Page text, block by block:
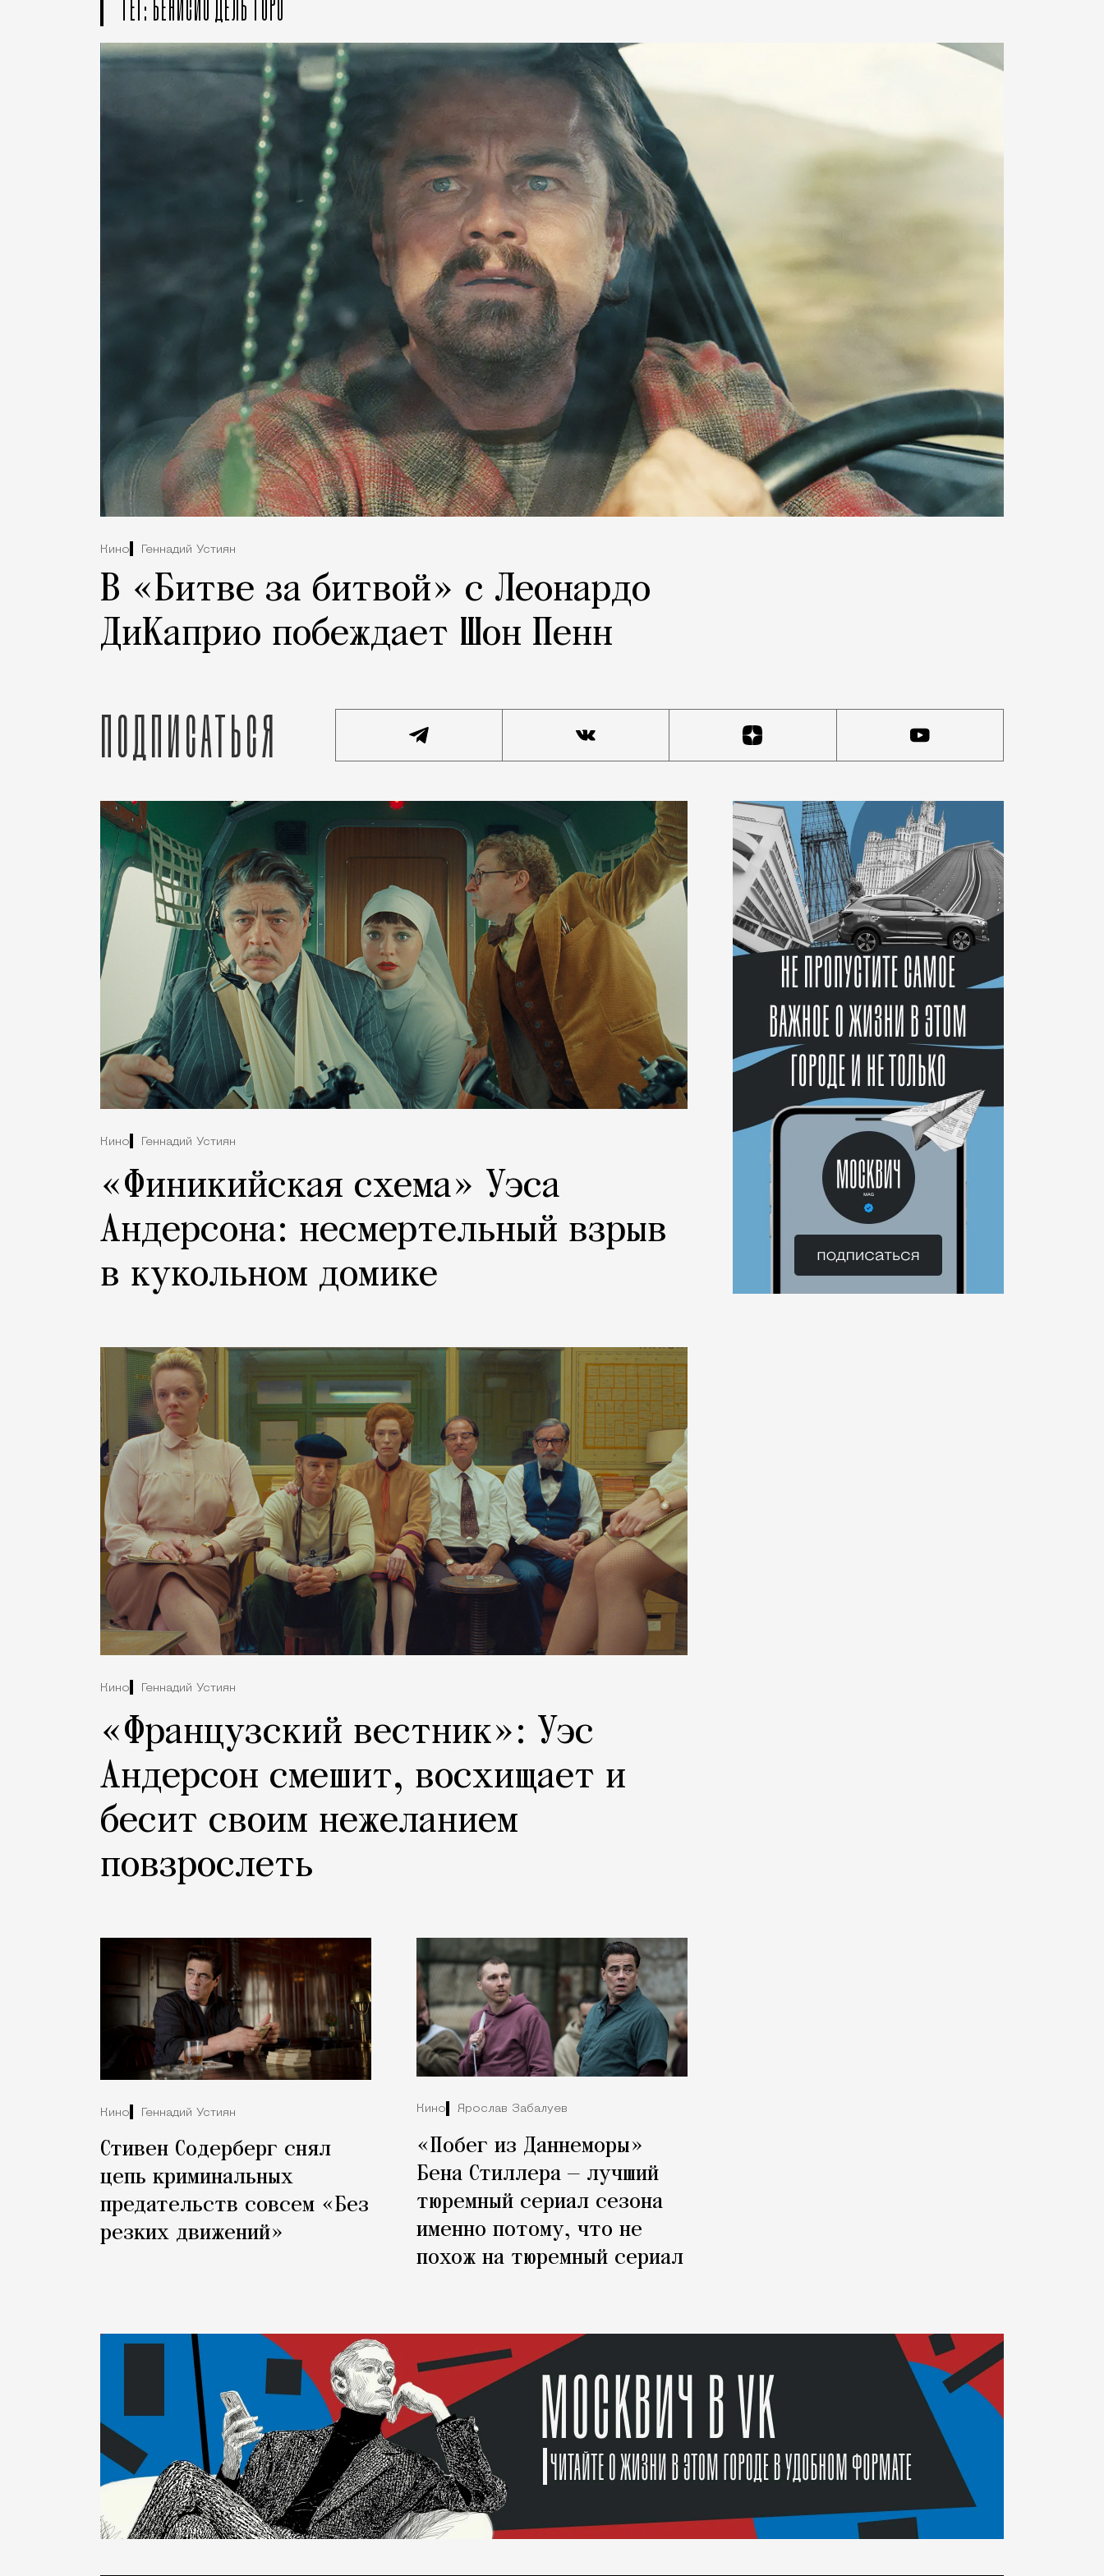
Кино Геннадий Устиян
В «Битве за битвой» с Леонардо
ДиКаприо побеждает Шон Пенн
Подписаться
Кино Геннадий Устиян
«Финикийская схема» Уэса
Андерсона: несмертельный взрыв
в кукольном домике
Кино Геннадий Устиян
«Французский вестник»: Уэс
Андерсон смешит, восхищает и
бесит своим нежеланием
повзрослеть
Кино Геннадий Устиян
Стивен Содерберг снял
цепь криминальных
предательств совсем «Без
резких движений»
Кино Ярослав Забалуев
«Побег из Даннеморы»
Бена Стиллера — лучший
тюремный сериал сезона
именно потому, что не
похож на тюремный сериал